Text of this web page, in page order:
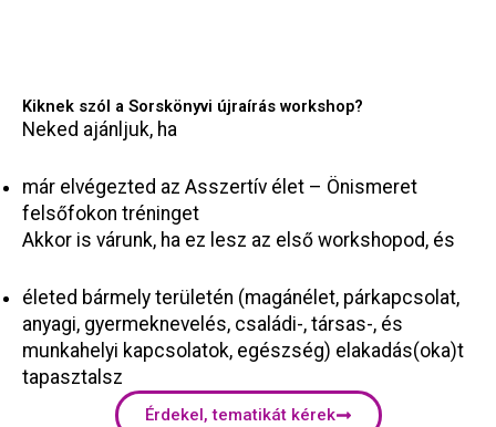
Kiknek szól a Sorskönyvi újraírás workshop?
Neked ajánljuk, ha
már elvégezted az Asszertív élet – Önismeret
felsőfokon tréninget
Akkor is várunk, ha ez lesz az első workshopod, és
életed bármely területén (magánélet, párkapcsolat,
anyagi, gyermeknevelés, családi-, társas-, és
munkahelyi kapcsolatok, egészség) elakadás(oka)t
tapasztalsz
Érdekel, tematikát kérek